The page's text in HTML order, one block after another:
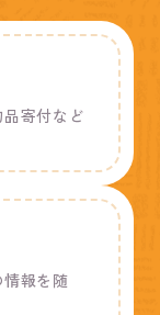
寄付など
報を随